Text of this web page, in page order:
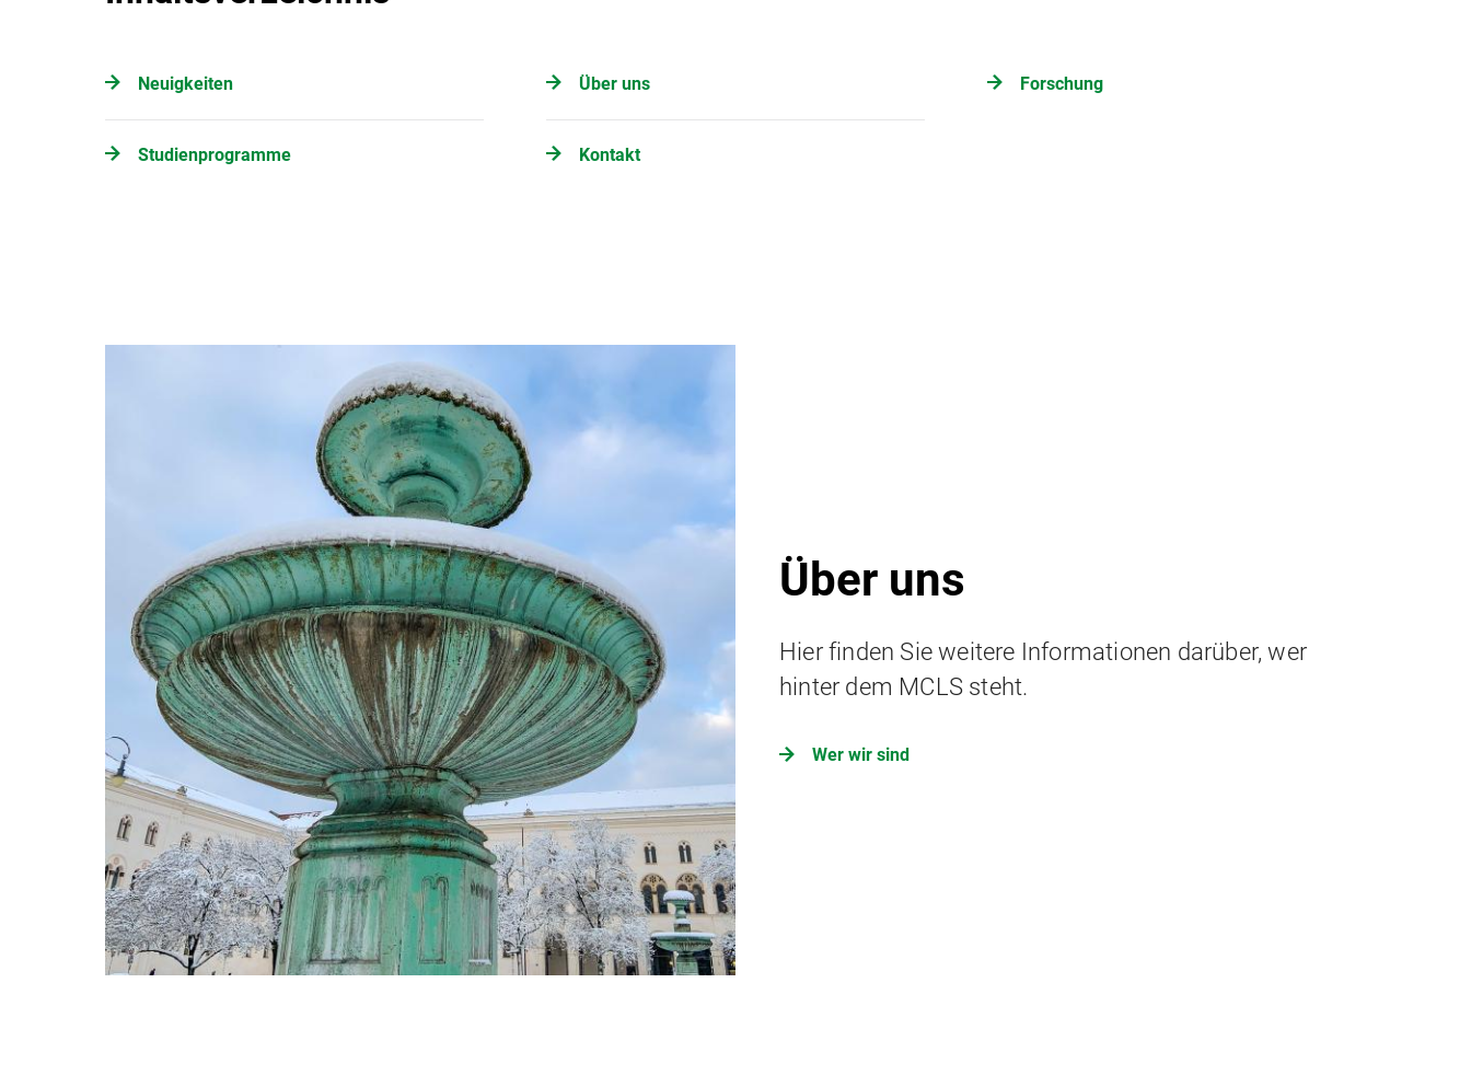
Neuigkeiten Über uns Forschung
Studienprogramme Kontakt
Über uns
Hier finden Sie weitere Informationen darüber, wer
hinter dem MCLS steht.
Wer wir sind